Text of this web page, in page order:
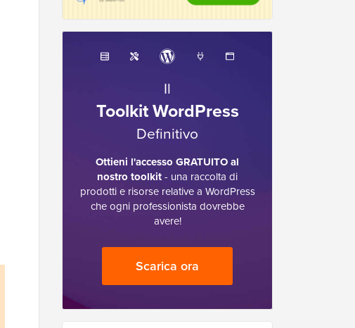
Il
Toolkit WordPress
Definitivo
Ottieni l'accesso GRATUITO al
nostro toolkit- una raccolta di
prodotti e risorse relative a WordPress
che ogni professionista dovrebbe
avere!
Scarica ora